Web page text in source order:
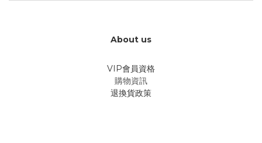
About us
VIP會員資格
購物資訊
退換貨政策